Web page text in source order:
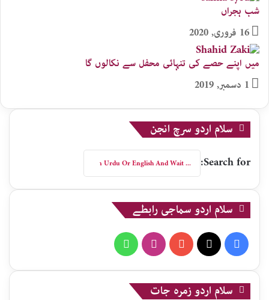
شب ہجراں
16 فروری, 2020
میں اپنے حصے کی تنہائی محفل سے نکالوں گا
1 دسمبر, 2019
سلام اردو سرچ انجن
Search for:
سلام اردو سماجی رابطے
Facebook
YouTube
Instagram
WhatsApp
سلام اردو زمرہ جات